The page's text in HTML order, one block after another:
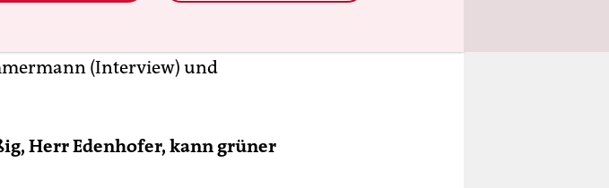
(Interview) und
Herr Edenhofer, kann grüner